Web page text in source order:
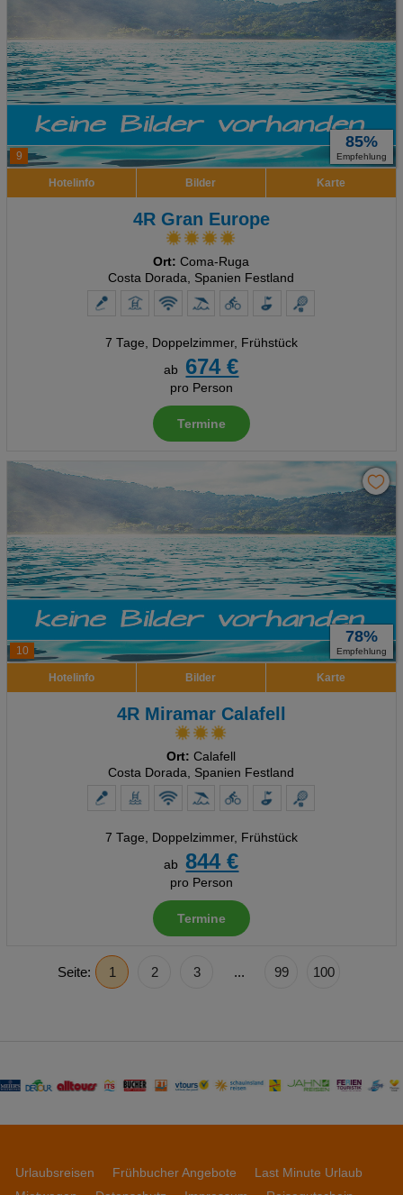
9
85%
Empfehlung
Hotelinfo Bilder Karte
4R Gran Europe
Ort: Coma-Ruga
Costa Dorada, Spanien Festland
7 Tage, Doppelzimmer, Frühstück
ab
674 €
pro Person
Termine
10
78%
Empfehlung
Hotelinfo Bilder Karte
4R Miramar Calafell
Ort: Calafell
Costa Dorada, Spanien Festland
7 Tage, Doppelzimmer, Frühstück
ab
844 €
pro Person
Termine
Seite: 1 2 3 ... 99 100
Urlaubsreisen Frühbucher Angebote
Last Minute Urlaub